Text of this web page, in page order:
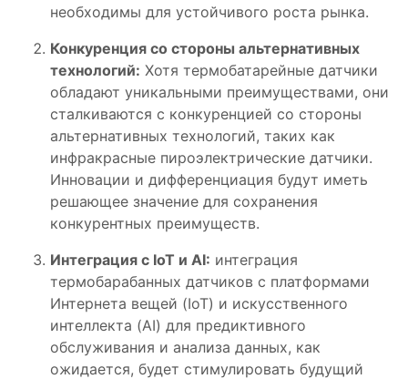
необходимы для устойчивого роста рынка.
Конкуренция со стороны альтернативных
технологий: Хотя термобатарейные датчики
обладают уникальными преимуществами, они
сталкиваются с конкуренцией со стороны
альтернативных технологий, таких как
инфракрасные пироэлектрические датчики.
Инновации и дифференциация будут иметь
решающее значение для сохранения
конкурентных преимуществ.
Интеграция с IoT и AI: интеграция
термобарабанных датчиков с платформами
Интернета вещей (IoT) и искусственного
интеллекта (AI) для предиктивного
обслуживания и анализа данных, как
ожидается, будет стимулировать будущий